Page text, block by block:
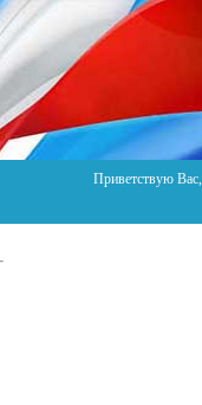
Приветствую Вас,